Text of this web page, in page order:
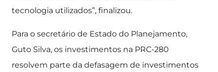
tecnologia utilizados”, finalizou.
Para o secretário de Estado do Planejamento,
Guto Silva, os investimentos na PRC-280
resolvem parte da defasagem de investimentos